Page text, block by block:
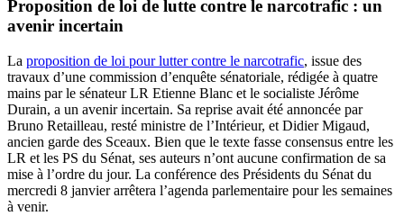
Proposition de loi de lutte contre le narcotrafic : un
avenir incertain
La proposition de loi pour lutter contre le narcotrafic, issue des
travaux d’une commission d’enquête sénatoriale, rédigée à quatre
mains par le sénateur LR Etienne Blanc et le socialiste Jérôme
Durain, a un avenir incertain. Sa reprise avait été annoncée par
Bruno Retailleau, resté ministre de l’Intérieur, et Didier Migaud,
ancien garde des Sceaux. Bien que le texte fasse consensus entre les
LR et les PS du Sénat, ses auteurs n’ont aucune confirmation de sa
mise à l’ordre du jour. La conférence des Présidents du Sénat du
mercredi 8 janvier arrêtera l’agenda parlementaire pour les semaines
à venir.